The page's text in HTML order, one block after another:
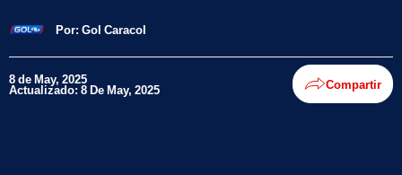
Por: Gol Caracol
8 de May, 2025
Actualizado: 8 De May, 2025 Compartir